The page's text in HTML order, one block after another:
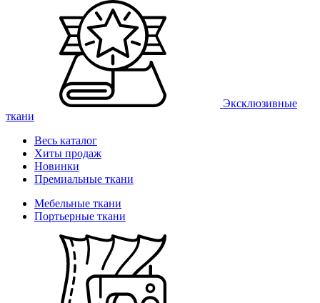
Эксклюзивные
ткани
Весь каталог
Хиты продаж
Новинки
Премиальные ткани
Мебельные ткани
Портьерные ткани